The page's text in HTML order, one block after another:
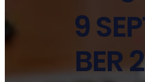
9
BER